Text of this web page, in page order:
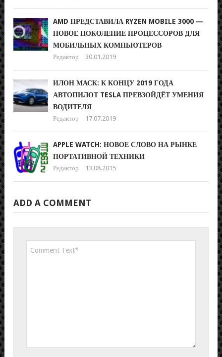
AMD ПРЕДСТАВИЛА RYZEN MOBILE 3000 —
НОВОЕ ПОКОЛЕНИЕ ПРОЦЕССОРОВ ДЛЯ
МОБИЛЬНЫХ КОМПЬЮТЕРОВ
Редактор 30.01.2019
ИЛОН МАСК: К КОНЦУ 2019 ГОДА
АВТОПИЛОТ TESLA ПРЕВЗОЙДЁТ УМЕНИЯ
ВОДИТЕЛЯ
Редактор 17.07.2019
APPLE WATCH: НОВОЕ СЛОВО НА РЫНКЕ
ПОРТАТИВНОЙ ТЕХНИКИ
Редактор 13.08.2015
ADD A COMMENT